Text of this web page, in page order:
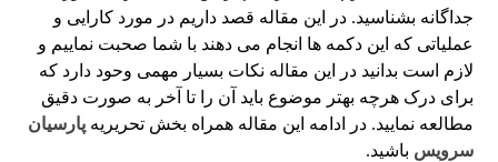
جداگانه بشناسید. در این مقاله قصد داریم در مورد کارایی و
عملیاتی که این دکمه ها انجام می دهند با شما صحبت نماییم و
لازم است بدانید در این مقاله نکات بسیار مهمی وحود دارد که
برای درک هرچه بهتر موضوع باید آن را تا آخر به صورت دقیق
مطالعه نمایید. در ادامه این مقاله همراه بخش تحریریهپارسیان
سرویس باشید.